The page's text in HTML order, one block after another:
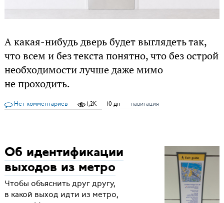
А какая-нибудь дверь будет выглядеть так,
что всем и без текста понятно, что без острой
необходимости лучше даже мимо
не проходить.
Нет комментариев 1,2K 10 дн навигация
Об идентификации
выходов из метро
Чтобы объяснить друг другу,
в какой выход идти из метро,